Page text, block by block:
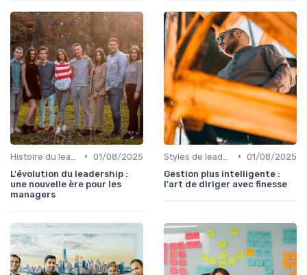
• 01/08/2025
L'évolution du leadership :
une nouvelle ère pour les
managers
• 01/08/2025
Gestion plus intelligente :
l'art de diriger avec finesse